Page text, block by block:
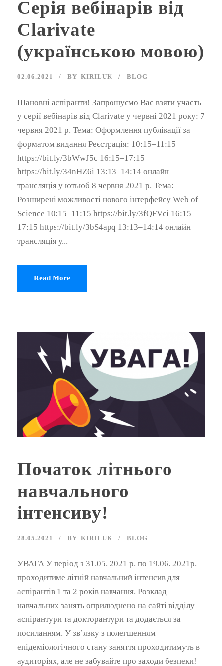
Cерія вебінарів від
Clarivate
(українською мовою)
02.06.2021 BY KIRILUK BLOG
Шановні аспіранти! Запрошуємо Вас взяти участь
у серії вебінарів від Clarivate у червні 2021 року: 7
червня 2021 р. Тема: Оформлення публікації за
форматом видання Реєстрація: 10:15–11:15
https://bit.ly/3bWwJ5c 16:15–17:15
https://bit.ly/34nHZ6i 13:13–14:14 онлайн
трансляція у ютьюб 8 червня 2021 р. Тема:
Розширені можливості нового інтерфейсу Web of
Science 10:15–11:15 https://bit.ly/3fQFVci 16:15–
17:15 https://bit.ly/3bS4apq 13:13–14:14 онлайн
трансляція у...
Read More
Початок літнього
навчального
інтенсиву!
28.05.2021 BY KIRILUK BLOG
УВАГА У період з 31.05. 2021 р. по 19.06. 2021р.
проходитиме літній навчальний інтенсив для
аспірантів 1 та 2 років навчання. Розклад
навчальних занять оприлюднено на сайті відділу
аспірантури та докторантури та додається за
посиланням. У зв’язку з полегшенням
епідеміологічного стану заняття проходитимуть в
аудиторіях, але не забувайте про заходи безпеки!